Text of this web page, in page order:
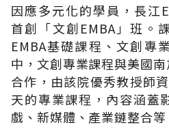
因應多元化的學員，長江
首創「文創EMBA」班。
EMBA基礎課程、文創專
中，文創專業課程與美國
合作，由該院優秀教授師
天的專業課程，內容涵蓋
戲、新媒體、產業鏈整合等